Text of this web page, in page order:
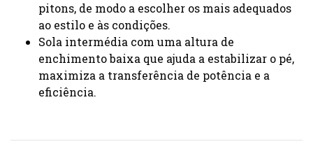
pitons, de modo a escolher os mais adequados
ao estilo e às condições.
Sola intermédia com uma altura de
enchimento baixa que ajuda a estabilizar o pé,
maximiza a transferência de potência e a
eficiência.